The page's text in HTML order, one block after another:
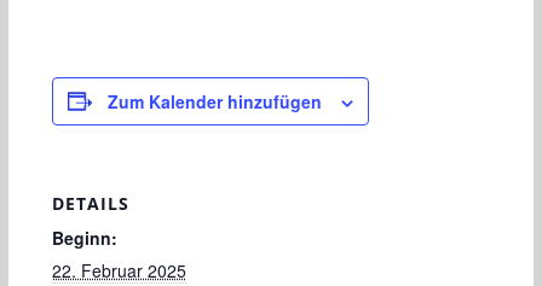
Zum Kalender hinzufügen
DETAILS
Beginn:
22. Februar 2025